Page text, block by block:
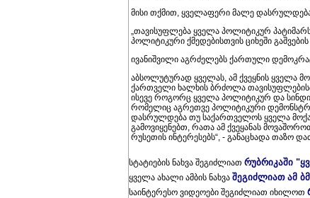
მისი თქმით, ყველაფერი მალე
„თავისუფლება ყველა პოლიტიკურ
პოლიტიკური ქმედებისთვის ციხეში
ივანიშვილი აგრძელებს ქართული
აბსოლუტურად ყველას, ამ ქვეყნის ყველა
ქართველი ხალხის ბრძოლა
ისევე როგორც ყველა პოლიტიკურ და
რომელიც აგრეთვე პოლიტიკური
დასრულდება თუ საქართველოს ყველა
გამოვიყენებთ, რათა ამ ქვეყანას
რუსეთის ინტერესებს“, - განაცხადა თაზო
სტატიების ნახვა შეგიძლიათ რუბრიკაში
ყველა ახალი ამბის ნახვა შეგიძლიათ ამ
საინტერესო ვიდეოები შეგიძლიათ იხილოთ